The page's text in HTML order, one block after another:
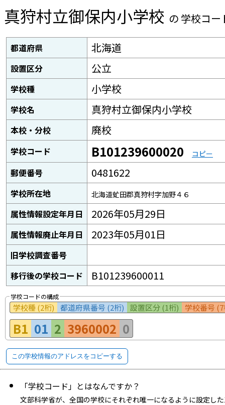
真狩村立御保内小学校 の 学校コー
都道府県 北海道
設置区分 公立
学校種 小学校
学校名 真狩村立御保内小学校
本校・分校 廃校
学校コード B101239600020 コピー
郵便番号 0481622
学校所在地 北海道虻田郡真狩村字加野４６
属性情報設定年月日 2026年05月29日
属性情報廃止年月日 2023年05月01日
旧学校調査番号
移行後の学校コード
B101239600011
学校コードの構成
学校種 (2桁) 都道府県番号 (2桁) 設置区分 (1桁) 学校番号
B1 01 2 3960002 0
この学校情報のアドレスをコピーする
「学校コード」とはなんですか？
文部科学省が、全国の学校にそれぞれ唯一になるように設定し